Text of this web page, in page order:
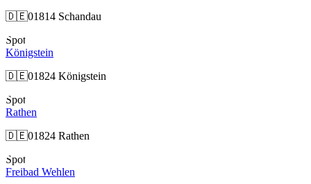
🇩🇪01814 Schandau
Spot
Königstein
🇩🇪01824 Königstein
Spot
Rathen
🇩🇪01824 Rathen
Spot
Freibad Wehlen